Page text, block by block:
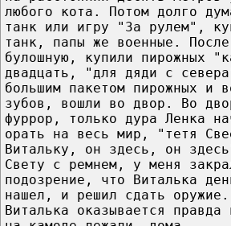
любого кота. Потом долго
танк или игру "За рулем",
танк, папы же военные.
булошную, купили пирожных
двадцать, "для дяди с
большим пакетом пирожных и
зубов, вошли во двор. Во
фуррор, только дура Ленка
орать на весь мир, "тетя
Витальку, он здесь, он
Свету с ремнем, у меня
подозрение, что Виталька
нашел, и решил сдать оружие.
Виталька оказывается правда